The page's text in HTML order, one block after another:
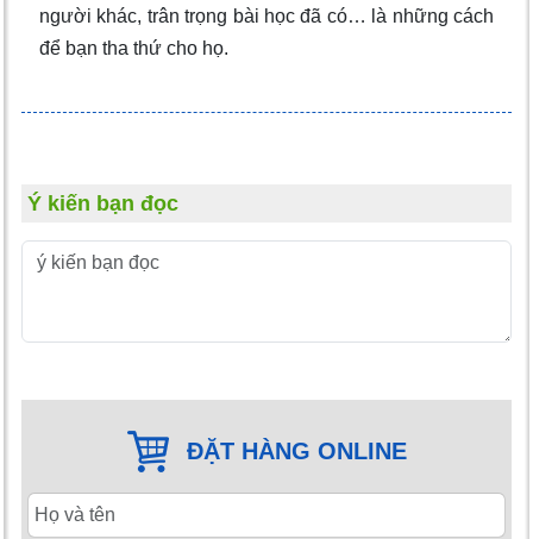
người khác, trân trọng bài học đã có… là những cách
để bạn tha thứ cho họ.
Ý kiến bạn đọc
ĐẶT HÀNG ONLINE